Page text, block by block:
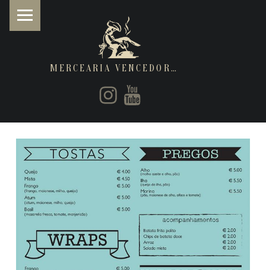
MERCEARIA VENCEDORA
Instagram
Youtube